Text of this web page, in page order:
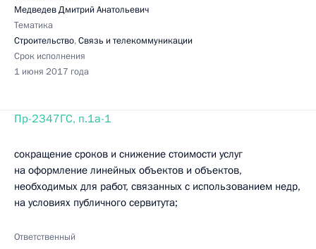
Медведев Дмитрий Анатольевич
Тематика
Строительство,Связь и телекоммуникации
Срок исполнения
1 июня 2017 года
Пр-2347ГС, п.1а-1
сокращение сроков и снижение стоимости услуг
на оформление линейных объектов и объектов,
необходимых для работ, связанных с использованием недр,
на условиях публичного сервитута;
Ответственный